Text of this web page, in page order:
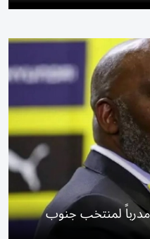
مدرباً لمنتخب جنوب